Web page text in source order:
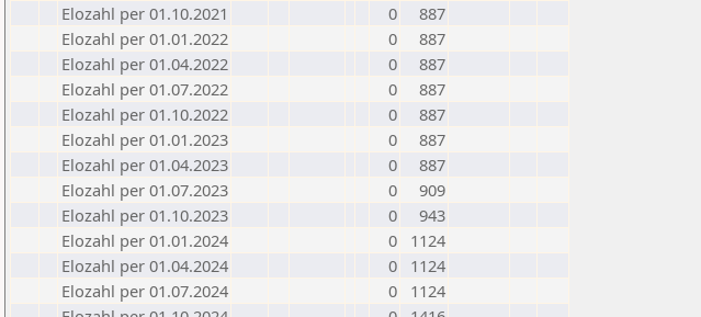
Elozahl per 01.10.2021
0
887
Elozahl per 01.01.2022
0
887
Elozahl per 01.04.2022
0
887
Elozahl per 01.07.2022
0
887
Elozahl per 01.10.2022
0
887
Elozahl per 01.01.2023
0
887
Elozahl per 01.04.2023
0
887
Elozahl per 01.07.2023
0
909
Elozahl per 01.10.2023
0
943
Elozahl per 01.01.2024
0
1124
Elozahl per 01.04.2024
0
1124
Elozahl per 01.07.2024
0
1124